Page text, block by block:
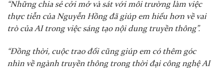
“Những chia sẻ cởi mở và sát với môi trường làm việc
thực tiễn của Nguyễn Hồng đã giúp em hiểu hơn về vai
trò của AI trong việc sáng tạo nội dung truyền thông”.
“Đồng thời, cuộc trao đổi cũng giúp em có thêm góc
nhìn về ngành truyền thông trong thời đại công nghệ AI